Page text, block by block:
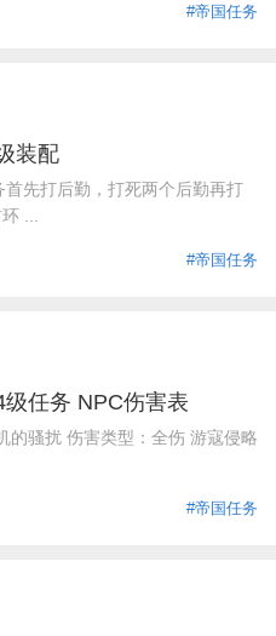
#帝国任务
装配
先打后勤，打死两个后勤再打
...
#帝国任务
任务 NPC伤害表
的骚扰 伤害类型：全伤 游寇侵略
#帝国任务